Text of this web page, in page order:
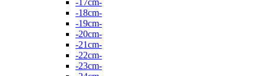
-17cm-
-18cm-
-19cm-
-20cm-
-21cm-
-22cm-
-23cm-